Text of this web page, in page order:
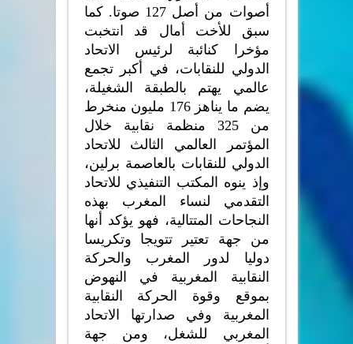
أصوات من أصل127 صوتا.كما
سبق للأخت أمال قد انتخبت
مؤخرا كنائبة لرئيس الاتحاد
الدولي للنقابات، في أكبر تجمع
عالمي يهتم بالطبقة الشغيلة،
يضم ما يناهز176 مليون منخرط
من325
منظمة نقابية خلال
المؤتمر العالمي الثالث للاتحاد
الدولي للنقابات بالعاصمة برلين،
وإذ ينوه المكتب التنفيذي للاتحاد
التقدمي لنساء المغرب بهذه
النجاحات المتتالية، فهو يؤكد أنها
من جهة تعتير تتويجا وتكريسا
دوليا لدور المغرب والحركة
النقابية المغربية في النهوض
بموقع وقوة الحركة النقابية
المغربية وفي صدارتها الاتحاد
المغربي للشغل، ومن جهة